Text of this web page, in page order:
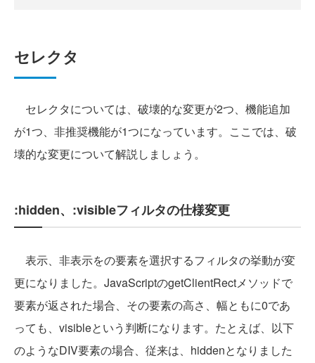
セレクタ
セレクタについては、破壊的な変更が2つ、機能追加
が1つ、非推奨機能が1つになっています。ここでは、破
壊的な変更について解説しましょう。
:hidden、:visibleフィルタの仕様変更
表示、非表示をの要素を選択するフィルタの挙動が変
更になりました。JavaScriptのgetClientRectメソッドで
要素が返された場合、その要素の高さ、幅ともに0であ
っても、visibleという判断になります。たとえば、以下
のようなDIV要素の場合、従来は、hiddenとなりました